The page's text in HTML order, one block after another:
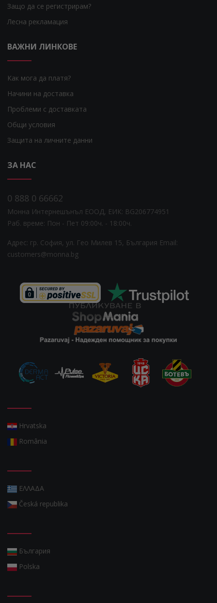
Защо да се регистрирам?
Лесна рекламация
ВАЖНИ ЛИНКОВЕ
Как мога да платя?
Начини на доставка
Проблеми с доставката
Общи условия
Защита на личните данни
ЗА НАС
0 888 0 66662
Монна Интернешънъл ЕООД, ЕИК: BG206774951
Раб. време: Пoн - Пет 09:00ч. - 18:00ч.
Адрес: гр. София, ул. Гео Милев 15, България Email:
customers@monna.bg
Hrvatska
România
ΕΛΛΑΔΑ
Česká republika
България
Polska